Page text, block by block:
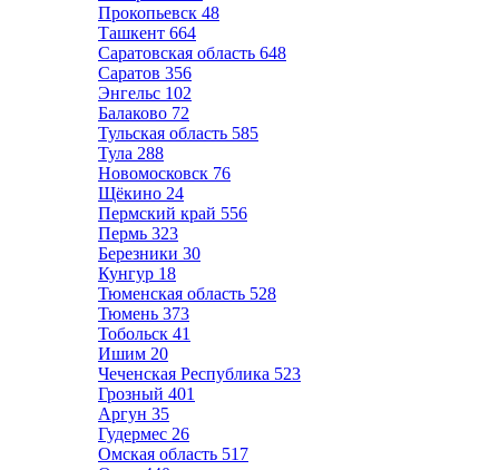
Прокопьевск 48
Ташкент 664
Саратовская область 648
Саратов 356
Энгельс 102
Балаково 72
Тульская область 585
Тула 288
Новомосковск 76
Щёкино 24
Пермский край 556
Пермь 323
Березники 30
Кунгур 18
Тюменская область 528
Тюмень 373
Тобольск 41
Ишим 20
Чеченская Республика 523
Грозный 401
Аргун 35
Гудермес 26
Омская область 517